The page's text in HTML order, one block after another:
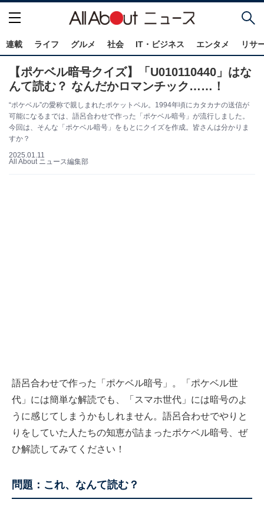
連載 ライフ グルメ 社会 IT・ビジネス エンタメ リサ
【ポケベル暗号クイズ】「U010110440」はな
んて読む？ なんだかロマンチック……！
“ポケベル”の愛称で親しまれたポケットベル。1994年頃にカタカナの送信が
可能になるまでは、語呂合わせで作った「ポケベル暗号」が流行しました。
今回は、そんな「ポケベル暗号」をもとにクイズを作成。皆さんは分かりま
すか？
2025.01.11
All About ニュース編集部
語呂合わせで作った「ポケベル暗号」。「ポケベル世
代」には簡単な解読でも、「スマホ世代」には暗号のよ
うに感じてしまうかもしれません。語呂合わせでやりと
りをしていた人たちの知恵が詰まったポケベル暗号、ぜ
ひ解読してみてください！
問題：これ、なんて読む？